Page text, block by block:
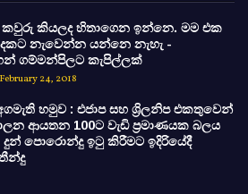
කවුරු කියලද හිතාගෙන ඉන්නෙ. මම එක
නැවෙන්න යන්නෙ නැහැ -
ගම්මන්පිලට කැපිල්ලක්
24, 2018
හමුව : එජාප සහ ශ්‍රිලනිප එකතුවෙන්
ආයතන 100ට වැඩි ප්‍රමාණයක බලය
පොරොන්දු ඉටු කිරීමට ඉදිරියේදී